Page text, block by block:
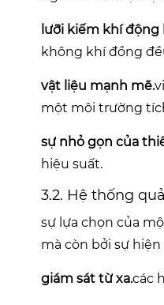
lưỡi kiếm khí động
không khí đồng
vật liệu mạnh mẽ.
một môi trường
sự nhỏ gọn của
hiệu suất.
3.2. Hệ thống
sự lựa chọn của
mà còn bởi sự
giám sát từ xa.các